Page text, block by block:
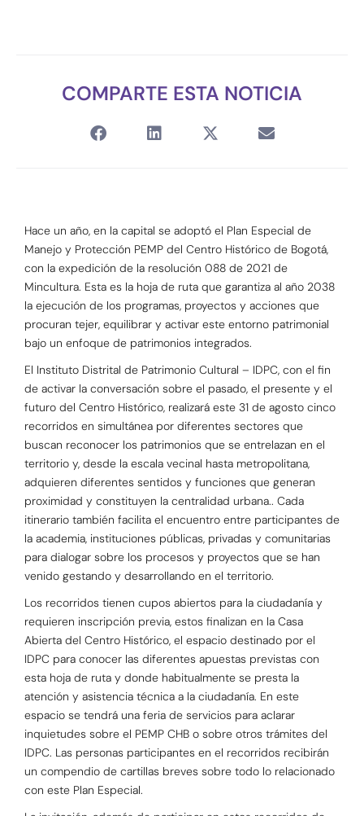
COMPARTE ESTA NOTICIA
Hace un año, en la capital se adoptó el Plan Especial de
Manejo y Protección PEMP del Centro Histórico de Bogotá,
con la expedición de la resolución 088 de 2021 de
Mincultura. Esta es la hoja de ruta que garantiza al año 2038
la ejecución de los programas, proyectos y acciones que
procuran tejer, equilibrar y activar este entorno patrimonial
bajo un enfoque de patrimonios integrados.
El Instituto Distrital de Patrimonio Cultural – IDPC, con el fin
de activar la conversación sobre el pasado, el presente y el
futuro del Centro Histórico, realizará este 31 de agosto cinco
recorridos en simultánea por diferentes sectores que
buscan reconocer los patrimonios que se entrelazan en el
territorio y, desde la escala vecinal hasta metropolitana,
adquieren diferentes sentidos y funciones que generan
proximidad y constituyen la centralidad urbana.. Cada
itinerario también facilita el encuentro entre participantes de
la academia, instituciones públicas, privadas y comunitarias
para dialogar sobre los procesos y proyectos que se han
venido gestando y desarrollando en el territorio.
Los recorridos tienen cupos abiertos para la ciudadanía y
requieren inscripción previa, estos finalizan en la Casa
Abierta del Centro Histórico, el espacio destinado por el
IDPC para conocer las diferentes apuestas previstas con
esta hoja de ruta y donde habitualmente se presta la
atención y asistencia técnica a la ciudadanía. En este
espacio se tendrá una feria de servicios para aclarar
inquietudes sobre el PEMP CHB o sobre otros trámites del
IDPC. Las personas participantes en el recorridos recibirán
un compendio de cartillas breves sobre todo lo relacionado
con este Plan Especial.